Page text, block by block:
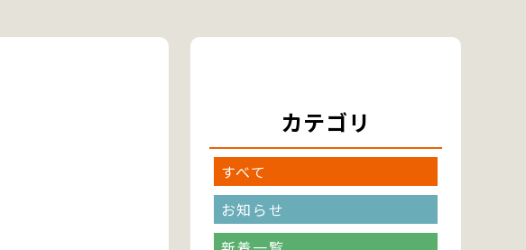
カテゴリ
すべて
お知らせ